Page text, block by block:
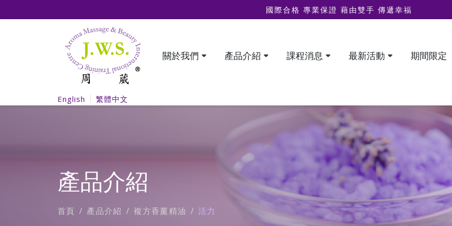
國際合格 專業保證 藉由雙手 傳遞幸福
關於我們 產品介紹 課程消息 最新活動 期間限定
English 繁體中文
產品介紹
首頁 產品介紹 複方香薰精油 活力